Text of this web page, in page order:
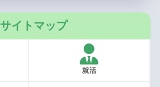
サイトマップ
就活